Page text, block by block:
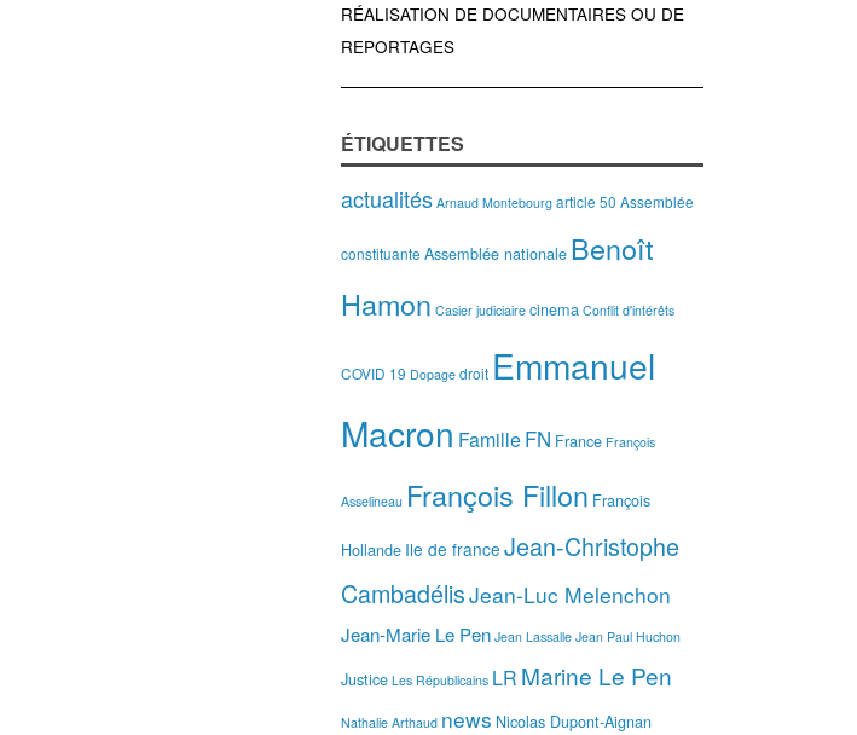
RÉALISATION DE DOCUMENTAIRES OU DE
REPORTAGES
ÉTIQUETTES
actualités Arnaud Montebourg article 50 Assemblée
constituante Assemblée nationale Benoît
Hamon Casier judiciaire cinema Conflit d'intérêts
COVID 19 Dopage droit Emmanuel
Macron FamilleFN France François
Asselineau François Fillon François
Hollande Ile de france Jean-Christophe
CambadélisJean-Luc Melenchon
Jean-Marie Le Pen Jean Lassalle Jean Paul Huchon
Justice Les Républicains LR Marine Le Pen
Nathalie Arthaud news Nicolas Dupont-Aignan